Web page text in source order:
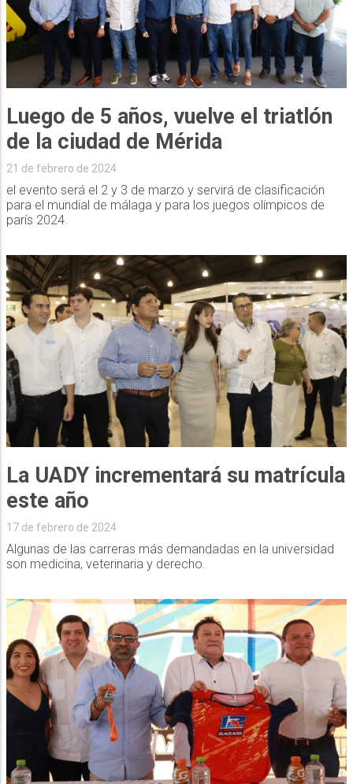
Luego de 5 años, vuelve el triatlón
de la ciudad de Mérida
21 de febrero de 2024
el evento será el 2 y 3 de marzo y servirá de clasificación
para el mundial de málaga y para los juegos olímpicos de
parís 2024.
La UADY incrementará su matrícula
este año
17 de febrero de 2024
Algunas de las carreras más demandadas en la universidad
son medicina, veterinaria y derecho.